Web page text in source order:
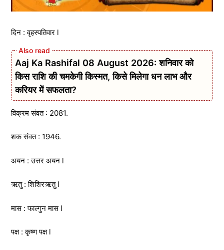
दिन : वृहस्पतिवार l
Aaj Ka Rashifal 08 August 2026: शनिवार को
किस राशि की चमकेगी किस्मत, किसे मिलेगा धन लाभ और
करियर में सफलता?
विक्रम संवत : 2081.
शक संवत : 1946.
अयन : उत्तर अयन l
ऋतु : शिशिरऋतु l
मास : फाल्गुन मास l
पक्ष : कृष्ण पक्ष l